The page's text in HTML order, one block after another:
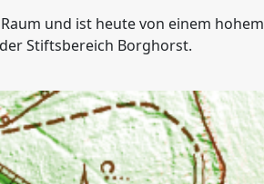
und ist heute von einem hohem
Stiftsbereich Borghorst.